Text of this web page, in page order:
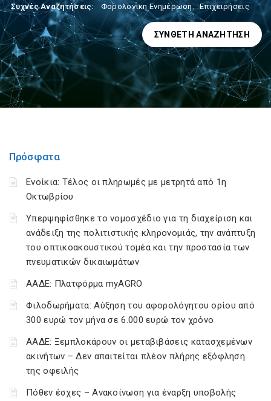
Συχνές Αναζητήσεις: Φορολογικη Ενημέρωση, Επιχειρήσεις
ΣΎΝΘΕΤΗ ΑΝΑΖΉΤΗΣΗ
Πρόσφατα
Ενοίκια: Τέλος οι πληρωμές με μετρητά από 1η
Οκτωβρίου
Υπερψηφίσθηκε το νομοσχέδιο για τη διαχείριση και
ανάδειξη της πολιτιστικής κληρονομιάς, την ανάπτυξη
του οπτικοακουστικού τομέα και την προστασία των
πνευματικών δικαιωμάτων
ΑΑΔΕ: Πλατφόρμα myAGRO
Φιλοδωρήματα: Αύξηση του αφορολόγητου ορίου από
300 ευρώ τον μήνα σε 6.000 ευρώ τον χρόνο
ΑΑΔΕ: Ξεμπλοκάρουν οι μεταβιβάσεις κατασχεμένων
ακινήτων – Δεν απαιτείται πλέον πλήρης εξόφληση
της οφειλής
Πόθεν έσχες – Ανακοίνωση για έναρξη υποβολής